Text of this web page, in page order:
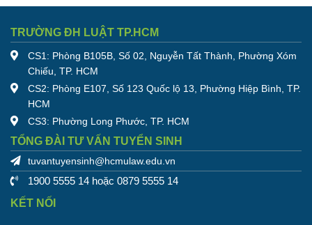
TRƯỜNG ĐH LUẬT TP.HCM
CS1: Phòng B105B, Số 02, Nguyễn Tất Thành, Phường Xóm
Chiếu, TP. HCM
CS2: Phòng E107, Số 123 Quốc lộ 13, Phường Hiệp Bình, TP.
HCM
CS3: Phường Long Phước, TP. HCM
TỔNG ĐÀI TƯ VẤN TUYỂN SINH
tuvantuyensinh@hcmulaw.edu.vn
1900 5555 14 hoặc 0879 5555 14
KẾT NỐI